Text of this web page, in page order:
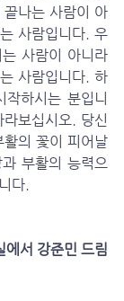
끝나는 사람이 아
사람입니다. 우
사람이 아니라
사람입니다. 하
하시는 분입니
보십시오. 당신
의 꽃이 피어날
부활의 능력으
다.
에서 강준민 드림